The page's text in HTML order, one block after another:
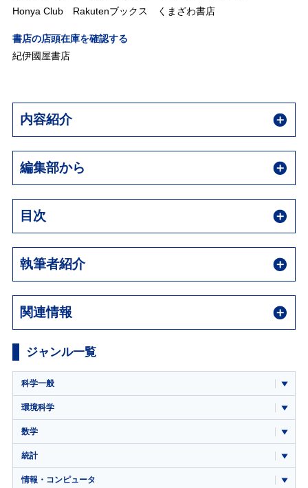
Honya Club
Rakutenブックス くまざわ書店
書店の店頭在庫を確認する
紀伊國屋書店
内容紹介
編集部から
目次
執筆者紹介
関連情報
ジャンル一覧
科学一般
環境科学
数学
統計
情報・コンピュータ